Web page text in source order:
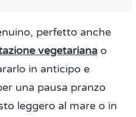
perfetto anche
vegetariana o
in anticipo e
una pausa pranzo
leggero al mare o in